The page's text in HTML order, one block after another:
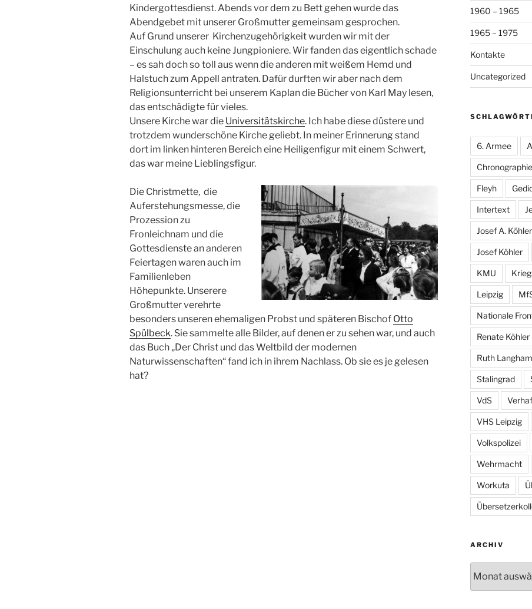
Kindergottesdienst. Abends vor dem zu Bett gehen wurde das
Abendgebet mit unserer Großmutter gemeinsam gesprochen.
Auf Grund unserer Kirchenzugehörigkeit wurden wir mit der
Einschulung auch keine Jungpioniere. Wir fanden das eigentlich schade
– es sah doch so toll aus wenn die anderen mit weißem Hemd und
Halstuch zum Appell antraten. Dafür durften wir aber nach dem
Religionsunterricht bei unserem Kaplan die Bücher von Karl May lesen,
das entschädigte für vieles.
Unsere Kirche war die Universitätskirche. Ich habe diese düstere und
trotzdem wunderschöne Kirche geliebt. In meiner Erinnerung stand
dort im linken hinteren Bereich eine Heiligenfigur mit einem Schwert,
das war meine Lieblingsfigur.
Die Christmette, die
Auferstehungsmesse, die
Prozession zu
Fronleichnam und die
Gottesdienste an anderen
Feiertagen waren auch im
Familienleben
Höhepunkte. Unserere
Großmutter verehrte
besonders unseren ehemaligen Probst und späteren Bischof Otto
Spülbeck. Sie sammelte alle Bilder, auf denen er zu sehen war, und auch
das Buch „Der Christ und das Weltbild der modernen
Naturwissenschaften“ fand ich in ihrem Nachlass. Ob sie es je gelesen
hat?
1960 – 1965
1965 – 1975
Kontakte
Uncategorized
6. Armee
Fleyh
Intertext
Josef A. Köhler
Josef Köhler
KMU
Leipzig
Nationale
Renate Köhler
Ruth
Stalingrad
VdS
VHS Leipzig
Volkspolizei
Wehrmacht
Workuta
ARCHIV